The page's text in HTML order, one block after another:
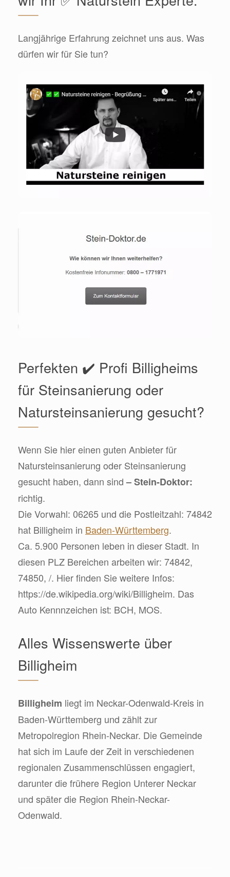
Langjährige Erfahrung zeichnet uns aus. Was
dürfen wir für Sie tun?
Perfekten ✔️ Profi Billigheims
für Steinsanierung oder
Natursteinsanierung gesucht?
Wenn Sie hier einen guten Anbieter für
Natursteinsanierung oder Steinsanierung
gesucht haben, dann sind– Stein-Doktor:
richtig.
Die Vorwahl: 06265 und die Postleitzahl: 74842
hat Billigheim in Baden-Württemberg.
Ca. 5.900 Personen leben in dieser Stadt. In
diesen PLZ Bereichen arbeiten wir: 74842,
74850, /. Hier finden Sie weitere Infos:
https://de.wikipedia.org/wiki/Billigheim. Das
Auto Kennnzeichen ist: BCH, MOS.
Alles Wissenswerte über
Billigheim
Billigheim liegt im Neckar-Odenwald-Kreis in
Baden-Württemberg und zählt zur
Metropolregion Rhein-Neckar. Die Gemeinde
hat sich im Laufe der Zeit in verschiedenen
regionalen Zusammenschlüssen engagiert,
darunter die frühere Region Unterer Neckar
und später die Region Rhein-Neckar-
Odenwald.